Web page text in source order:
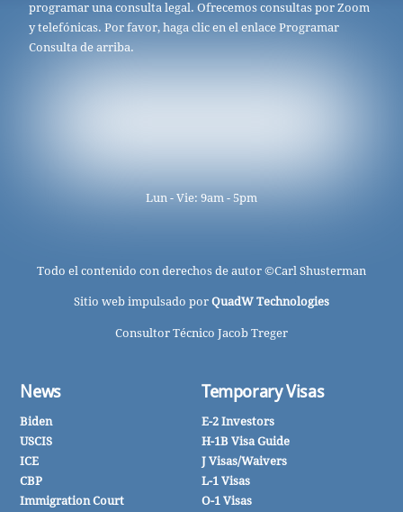
programar una consulta legal. Ofrecemos consultas por Zoom
y telefónicas. Por favor, haga clic en el enlace Programar
Consulta de arriba.
Lun - Vie: 9am - 5pm
Todo el contenido con derechos de autor ©Carl Shusterman
Sitio web impulsado por QuadW Technologies
Consultor Técnico Jacob Treger
News
Biden
USCIS
ICE
CBP
Immigration Court
Temporary Visas
E-2 Investors
H-1B Visa Guide
J Visas/Waivers
L-1 Visas
O-1 Visas